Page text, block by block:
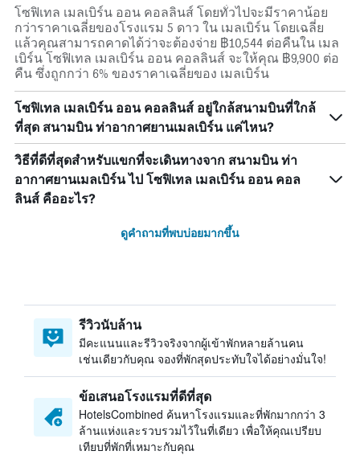
โซฟิเทล เมลเบิร์น ออน คอลลินส์ โดยทั่วไปจะมีราคาน้อย
กว่าราคาเฉลี่ยของโรงแรม 5 ดาว ใน เมลเบิร์น โดยเฉลี่ย
แล้วคุณสามารถคาดได้ว่าจะต้องจ่าย ฿10,544 ต่อคืนใน เมล
เบิร์น โซฟิเทล เมลเบิร์น ออน คอลลินส์ จะให้คุณ ฿9,900 ต่อ
คืน ซึ่งถูกกว่า 6% ของราคาเฉลี่ยของ เมลเบิร์น
โซฟิเทล เมลเบิร์น ออน คอลลินส์ อยู่ใกล้สนามบินที่ใกล้
ที่สุด สนามบิน ท่าอากาศยานเมลเบิร์น แค่ไหน?
วิธีที่ดีที่สุดสำหรับแขกที่จะเดินทางจาก สนามบิน ท่า
อากาศยานเมลเบิร์น ไป โซฟิเทล เมลเบิร์น ออน คอล
ลินส์ คืออะไร?
ดูคำถามที่พบบ่อยมากขึ้น
รีวิวนับล้าน
มีคะแนนและรีวิวจริงจากผู้เข้าพักหลายล้านคน
เช่นเดียวกับคุณ จองที่พักสุดประทับใจได้อย่างมั่นใจ!
ข้อเสนอโรงแรมที่ดีที่สุด
HotelsCombined ค้นหาโรงแรมและที่พักมากกว่า 3
ล้านแห่งและรวบรวมไว้ในที่เดียว เพื่อให้คุณเปรียบ
เทียบที่พักที่เหมาะกับคุณ